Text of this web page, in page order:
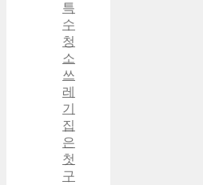
특
수
청
소
쓰
레
기
집
은
첫
구